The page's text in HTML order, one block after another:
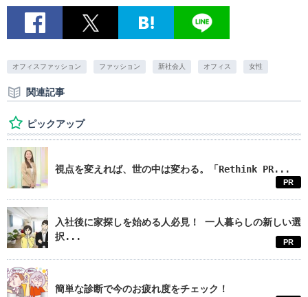
オフィスファッション ファッション 新社会人 オフィス 女性
関連記事
ピックアップ
視点を変えれば、世の中は変わる。「Rethink PR...
PR
入社後に家探しを始める人必見！ 一人暮らしの新しい選
択...
PR
簡単な診断で今のお疲れ度をチェック！